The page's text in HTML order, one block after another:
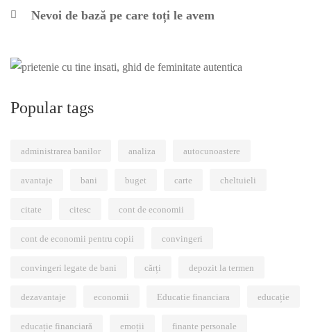
Nevoi de bază pe care toți le avem
Popular tags
administrarea banilor analiza autocunoastere
avantaje bani buget carte cheltuieli
citate citesc cont de economii
cont de economii pentru copii convingeri
convingeri legate de bani cărți depozit la termen
dezavantaje economii Educatie financiara educație
educație financiară emoții finante personale